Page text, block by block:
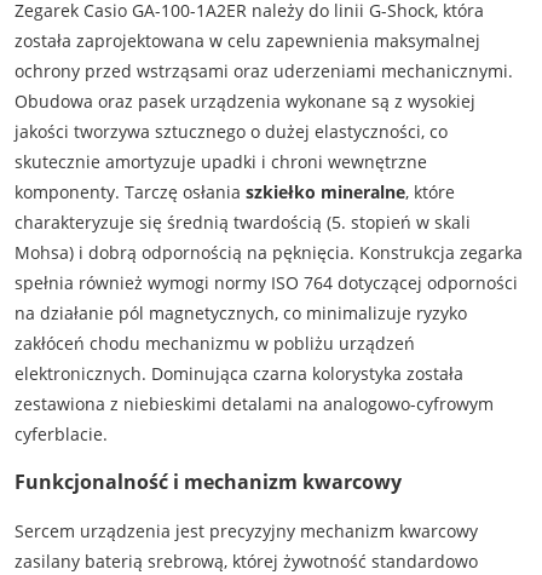
Zegarek Casio GA-100-1A2ER należy do linii G-Shock, która
została zaprojektowana w celu zapewnienia maksymalnej
ochrony przed wstrząsami oraz uderzeniami mechanicznymi.
Obudowa oraz pasek urządzenia wykonane są z wysokiej
jakości tworzywa sztucznego o dużej elastyczności, co
skutecznie amortyzuje upadki i chroni wewnętrzne
komponenty. Tarczę osłania szkiełko mineralne, które
charakteryzuje się średnią twardością (5. stopień w skali
Mohsa) i dobrą odpornością na pęknięcia. Konstrukcja zegarka
spełnia również wymogi normy ISO 764 dotyczącej odporności
na działanie pól magnetycznych, co minimalizuje ryzyko
zakłóceń chodu mechanizmu w pobliżu urządzeń
elektronicznych. Dominująca czarna kolorystyka została
zestawiona z niebieskimi detalami na analogowo-cyfrowym
cyferblacie.
Funkcjonalność i mechanizm kwarcowy
Sercem urządzenia jest precyzyjny mechanizm kwarcowy
zasilany baterią srebrową, której żywotność standardowo